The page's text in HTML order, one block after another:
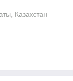
Казахстан